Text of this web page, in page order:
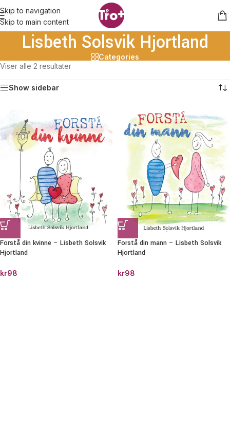
Skip to navigation
Skip to main content
Lisbeth Solsvik Hjortland
Categories
Viser alle 2 resultater
Show sidebar
Forstå din kvinne – Lisbeth Solsvik
Hjortland
kr98
Forstå din mann – Lisbeth Solsvik
Hjortland
kr98